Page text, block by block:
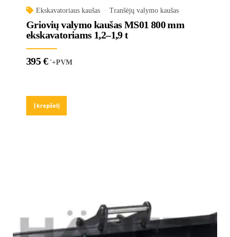
Ekskavatoriaus kaušas Tranšėjų valymo kaušas
Griovių valymo kaušas MS01 800 mm
ekskavatoriams 1,2–1,9 t
395€'+PVM
Į krepšelį